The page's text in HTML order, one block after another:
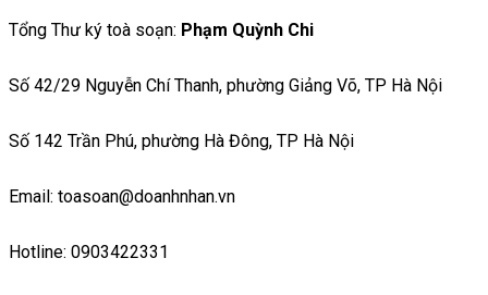
Tổng Thư ký toà soạn: Phạm Quỳnh Chi
Số 42/29 Nguyễn Chí Thanh, phường Giảng Võ, TP Hà Nội
Số 142 Trần Phú, phường Hà Đông, TP Hà Nội
Email: toasoan@doanhnhan.vn
Hotline: 0903422331